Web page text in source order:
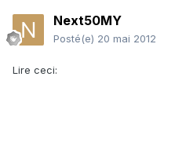
Next50MY
Posté(e) 20 mai 2012
Lire ceci: